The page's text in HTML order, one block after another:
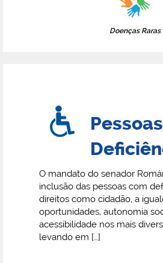
Doenças Raras
O mandato do senador
inclusão das pessoas com
direitos como cidadão, a
oportunidades, autonomia
acessibilidade nos mais
levando em […]